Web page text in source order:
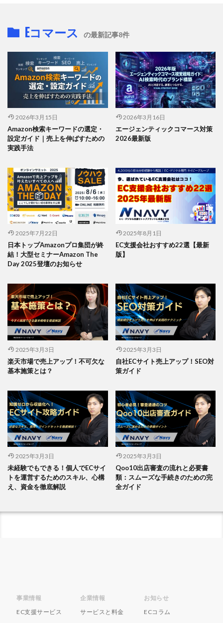
Eコマース の最新記事8件
2026年3月15日
Amazon検索キーワードの選定・
設定ガイド｜売上を伸ばすための
実践手法
2026年3月16日
エージェンティックコマース対策
2026最新版
2025年7月22日
日本トップAmazonプロ集団が終
結！大型セミナーAmazon The
Day 2025登壇のお知らせ
2025年8月1日
EC支援会社おすすめ22選【最新
版】
2025年3月3日
楽天市場で売上アップ！不可欠な
基本施策とは？
2025年3月3日
自社ECサイト売上アップ！SEO対
策ガイド
2025年3月3日
未経験でもできる！個人でECサイ
トを運営するためのスキル、心構
え、資金を徹底解説
2025年3月3日
Qoo10出店審査の流れと必要書
類：スムーズな手続きのための完
全ガイド
事業情報
EC支援サービス
企業情報
サービスと料金
お知らせ
ECコラム